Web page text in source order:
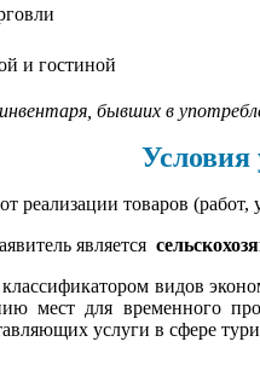
и гостиной
бывших в
Условия
реализации товаров (работ,
является
видов
мест для временного
услуги в сфере